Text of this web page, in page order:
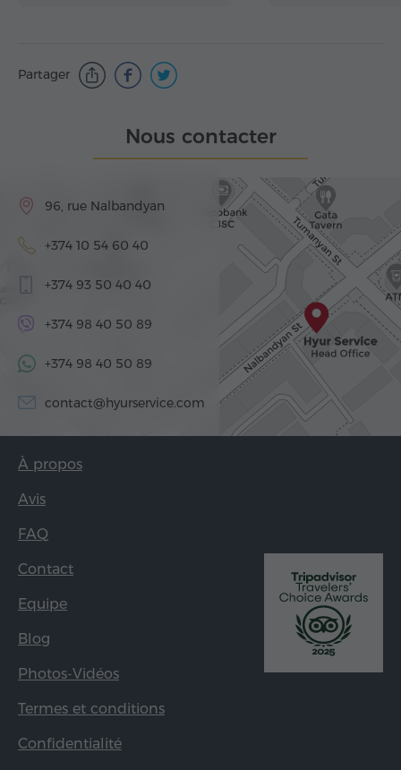
Partager
Nous contacter
96, rue Nalbandyan
+374 10 54 60 40
+374 93 50 40 40
+374 98 40 50 89
+374 98 40 50 89
contact@hyurservice.com
À propos
Avis
FAQ
Contact
Equipe
Blog
Photos-Vidéos
Termes et conditions
Confidentialité